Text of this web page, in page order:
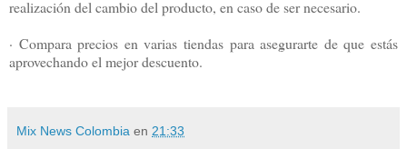
realización del cambio del producto, en caso de ser necesario.
· Compara precios en varias tiendas para asegurarte de que estás
aprovechando el mejor descuento.
Mix News Colombia en 21:33